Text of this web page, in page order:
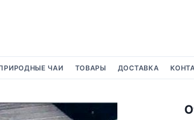
ЧАИ ТОВАРЫ ДОСТАВКА